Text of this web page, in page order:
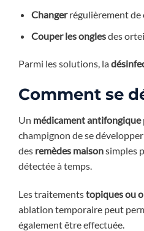
Changerrégulièrement de
Couper les onglesdes
Parmi les solutions, la
Comment se
Un médicament antifongique
champignon de se
des remèdes maisonsimples
détectée à temps.
Les traitementstopiques ou
ablation temporaire peut
également être effectuée.